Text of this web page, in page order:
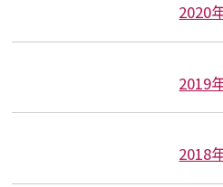
2020
2019
2018